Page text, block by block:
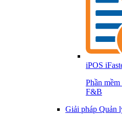
iPOS
Phần
F&B
Giải pháp Quản